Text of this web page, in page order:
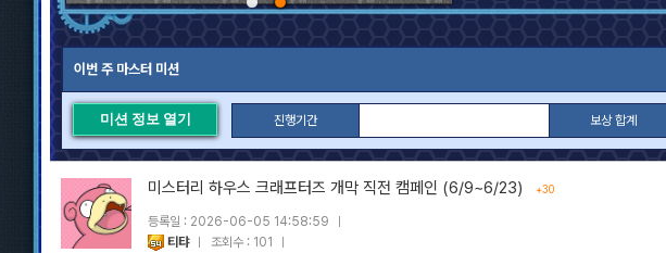
이번 주 마스터 미션
미션 정보 열기 진행기간 보상 합계
미스터리 하우스 크래프터즈 개막 직전 캠페인 (6/9~6/23) +30
등록일 : 2026-06-05 14:58:59
티탸
조회수 : 101